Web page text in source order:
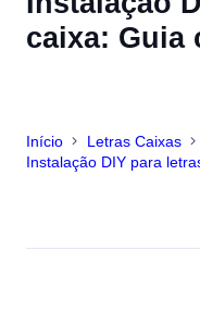
caixa: Guia
Início
Letras Caixas
Instalação DIY para